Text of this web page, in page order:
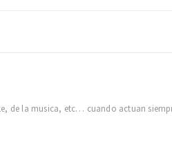
de la musica, etc… cuando actuan